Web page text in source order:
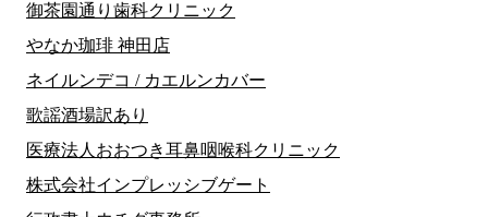
御茶園通り歯科クリニック
やなか珈琲 神田店
ネイルンデコ / カエルンカバー
歌謡酒場訳あり
医療法人おおつき耳鼻咽喉科クリニック
株式会社インプレッシブゲート